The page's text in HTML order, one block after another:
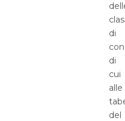
di
di
cui
alle
del